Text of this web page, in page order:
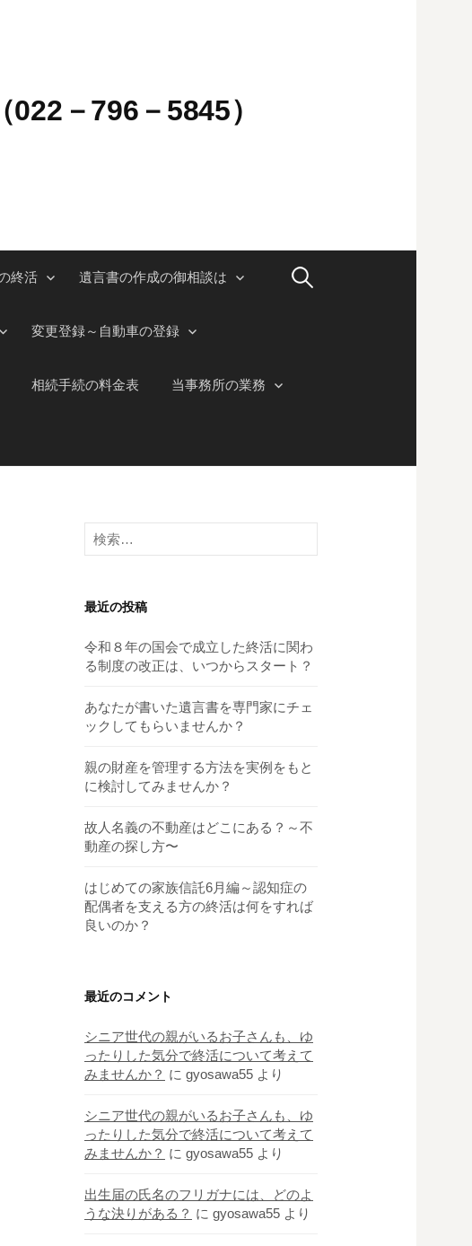
－796－5845）
終活 遺言書の作成の御相談は
変更登録～自動車の登録
相続手続の料金表 当事務所の業務
検
検
索:
最近の投稿
令和８年の国会で成立した終活に関わ
る制度の改正は、いつからスタート？
あなたが書いた遺言書を専門家にチェ
ックしてもらいませんか？
親の財産を管理する方法を実例をもと
に検討してみませんか？
故人名義の不動産はどこにある？～不
動産の探し方〜
はじめての家族信託6月編～認知症の
配偶者を支える方の終活は何をすれば
良いのか？
最近のコメント
シニア世代の親がいるお子さんも、ゆ
ったりした気分で終活について考えて
みませんか？ に gyosawa55 より
シニア世代の親がいるお子さんも、ゆ
ったりした気分で終活について考えて
みませんか？ に gyosawa55 より
出生届の氏名のフリガナには、どのよ
うな決りがある？ に gyosawa55 より